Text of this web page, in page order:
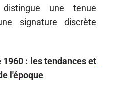
distingue une tenue
signature discrète
1960 : les tendances et
l'époque